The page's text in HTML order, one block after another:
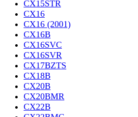
CX15STR
CX16
CX16 (2001)
CX16B
CX16SVC
CX16SVR
CX17BZTS
CX18B
CX20B
CX20BMR
CX22B